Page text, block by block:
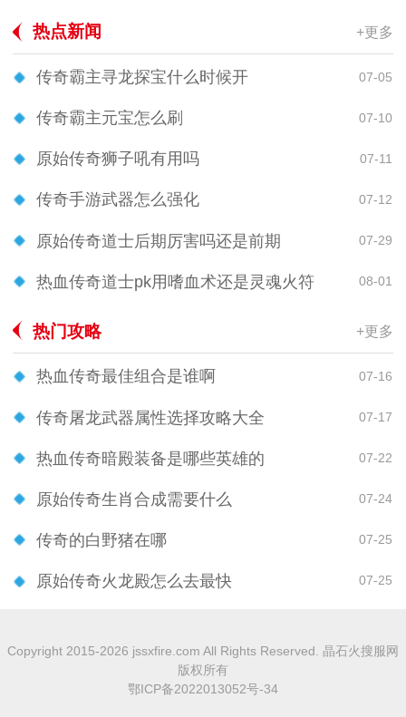
热点新闻 +更多
传奇霸主寻龙探宝什么时候开 07-05
传奇霸主元宝怎么刷 07-10
原始传奇狮子吼有用吗 07-11
传奇手游武器怎么强化 07-12
原始传奇道士后期厉害吗还是前期 07-29
热血传奇道士pk用嗜血术还是灵魂火符 08-01
热门攻略 +更多
热血传奇最佳组合是谁啊 07-16
传奇屠龙武器属性选择攻略大全 07-17
热血传奇暗殿装备是哪些英雄的 07-22
原始传奇生肖合成需要什么 07-24
传奇的白野猪在哪 07-25
原始传奇火龙殿怎么去最快 07-25
Copyright 2015-2026 jssxfire.com All Rights Reserved. 晶石火搜服网
版权所有
鄂ICP备2022013052号-34